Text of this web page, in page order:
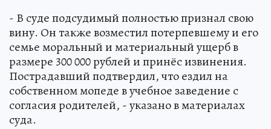
- В суде подсудимый полностью признал свою
вину. Он также возместил потерпевшему и его
семье моральный и материальный ущерб в
размере 300 000 рублей и принёс извинения.
Пострадавший подтвердил, что ездил на
собственном мопеде в учебное заведение с
согласия родителей, - указано в материалах
суда.